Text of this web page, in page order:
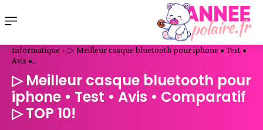
Informatique
▷ Meilleur casque bluetooth pour iphone • Test •
Avis •...
▷ Meilleur casque bluetooth pour
iphone • Test • Avis • Comparatif
▷ TOP 10!